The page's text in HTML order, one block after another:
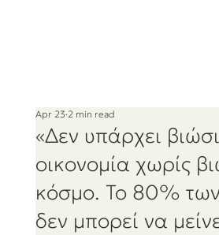
«Δεν υπάρχει
οικονομία χωρίς
κόσμο. Το 80%
δεν μπορεί να
Apr 23 2 min read